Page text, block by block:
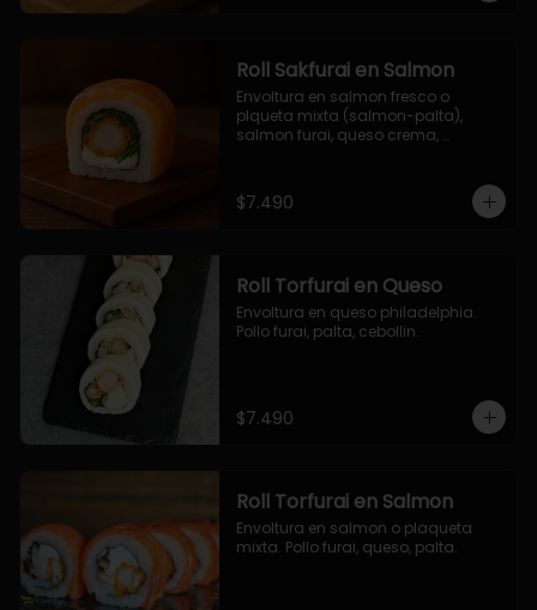
Roll Sakfurai en Salmon
Envoltura en salmon fresco o
plqueta mixta (salmon-palta),
salmon furai, queso crema,
$7.490
Roll Torfurai en Queso
Envoltura en queso philadelphia.
Pollo furai, palta, cebollin.
$7.490
Roll Torfurai en Salmon
Envoltura en salmon o plaqueta
mixta. Pollo furai, queso, palta.